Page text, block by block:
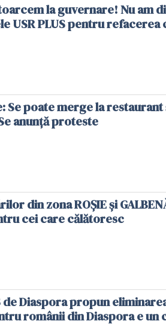
la guvernare! Nu am
USR PLUS pentru
poate merge la
anunţă proteste
din zona ROȘIE și
cei care călătoresc
de Diaspora propun
românii din Diaspora e un